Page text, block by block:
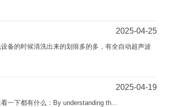
2025-04-25
备的时候清洗出来的划痕多的多，有全自动超声波
2025-04-19
一下都有什么：By understanding th...